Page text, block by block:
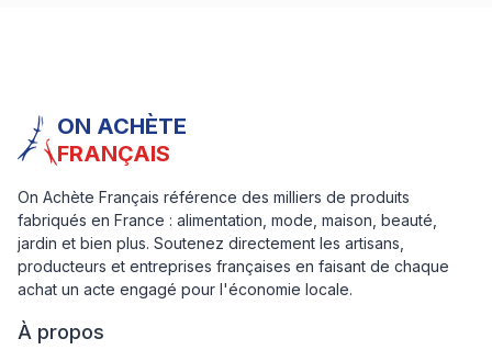
ON ACHÈTE
FRANÇAIS
On Achète Français référence des milliers de produits
fabriqués en France : alimentation, mode, maison, beauté,
jardin et bien plus. Soutenez directement les artisans,
producteurs et entreprises françaises en faisant de chaque
achat un acte engagé pour l'économie locale.
À propos